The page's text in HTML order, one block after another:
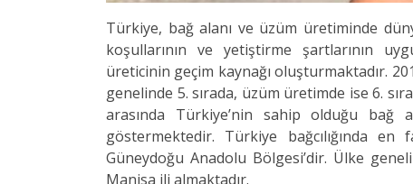
Türkiye, bağ alanı ve üzüm üretiminde
koşullarının ve yetiştirme şartlarının
üreticinin geçim kaynağı oluşturmaktadır.
genelinde 5. sırada, üzüm üretimde ise 6.
arasında Türkiye’nin sahip olduğu bağ
göstermektedir. Türkiye bağcılığında
Güneydoğu Anadolu Bölgesi’dir. Ülke
Manisa ili almaktadır.